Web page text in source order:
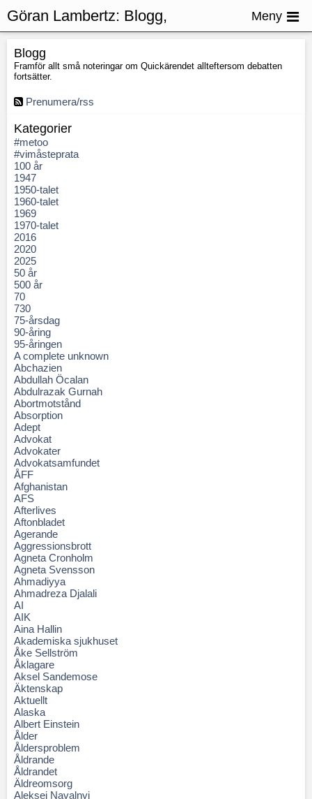
Blogg
Framför allt små noteringar om Quickärendet allteftersom debatten
fortsätter.
Prenumera/rss
Kategorier
#metoo
#vimåsteprata
100 år
1947
1950-talet
1960-talet
1969
1970-talet
2016
2020
2025
50 år
500 år
70
730
75-årsdag
90-åring
95-åringen
A complete unknown
Abchazien
Abdullah Öcalan
Abdulrazak Gurnah
Abortmotstånd
Absorption
Adept
Advokat
Advokater
Advokatsamfundet
ÅFF
Afghanistan
AFS
Afterlives
Aftonbladet
Agerande
Aggressionsbrott
Agneta Cronholm
Agneta Svensson
Ahmadiyya
Ahmadreza Djalali
AI
AIK
Aina Hallin
Akademiska sjukhuset
Åke Sellström
Åklagare
Aksel Sandemose
Äktenskap
Aktuellt
Alaska
Albert Einstein
Ålder
Åldersproblem
Åldrande
Åldrandet
Äldreomsorg
Aleksej Navalnyj
Göran Lambertz: Blogg,
Honungsfällor
Meny